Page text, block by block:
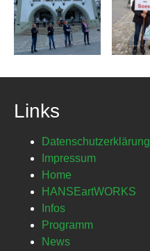
Links
Datenschutzerklärung
Impressum
Home
HANSEartWORKS
Infos
Programm
News